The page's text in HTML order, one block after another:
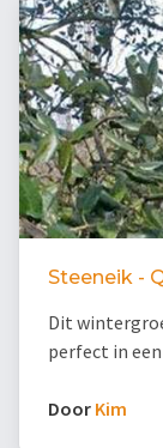
Steeneik -
Dit
perfect in
Door Kim